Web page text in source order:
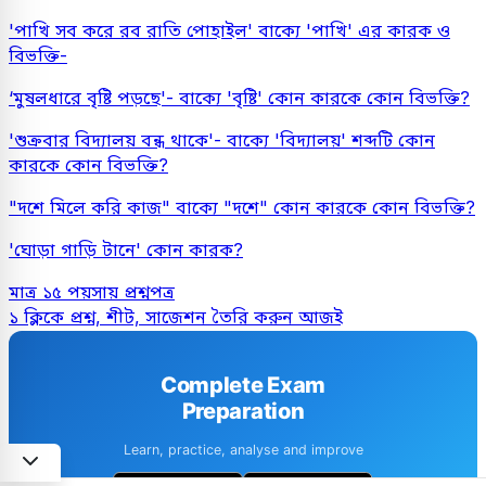
'পাখি সব করে রব রাতি পোহাইল' বাক্যে 'পাখি' এর কারক ও
বিভক্তি-
‘মুষলধারে বৃষ্টি পড়ছে'- বাক্যে 'বৃষ্টি' কোন কারকে কোন বিভক্তি?
'শুক্রবার বিদ্যালয় বন্ধ থাকে'- বাক্যে 'বিদ্যালয়' শব্দটি কোন
কারকে কোন বিভক্তি?
"দশে মিলে করি কাজ" বাক্যে "দশে" কোন কারকে কোন বিভক্তি?
'ঘোড়া গাড়ি টানে' কোন কারক?
মাত্র ১৫ পয়সায় প্রশ্নপত্র
১ ক্লিকে প্রশ্ন, শীট, সাজেশন তৈরি করুন আজই
Complete Exam
Preparation
Learn, practice, analyse and improve